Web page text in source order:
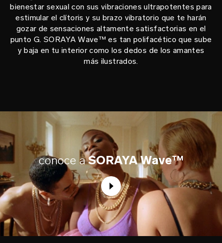
bienestar sexual con sus vibraciones ultrapotentes para
estimular el clítoris y su brazo vibratorio que te harán
gozar de sensaciones altamente satisfactorias en el
punto G. SORAYA Wave™ es tan polifacético que sube
y baja en tu interior como los dedos de los amantes
más ilustrados.
conoce aSORAYA Wave™